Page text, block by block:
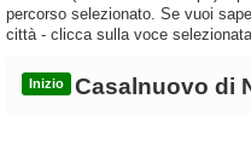
percorso selezionato. Se vuoi
città - clicca sulla voce
Inizio Casalnuovo di